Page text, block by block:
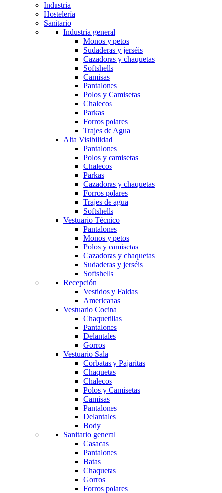
Industria
Hostelería
Sanitario
Industria general
Monos y petos
Sudaderas y jerséis
Cazadoras y chaquetas
Softshells
Camisas
Pantalones
Polos y Camisetas
Chalecos
Parkas
Forros polares
Trajes de Agua
Alta Visibilidad
Pantalones
Polos y camisetas
Chalecos
Parkas
Cazadoras y chaquetas
Forros polares
Trajes de agua
Softshells
Vestuario Técnico
Pantalones
Monos y petos
Polos y camisetas
Cazadoras y chaquetas
Sudaderas y jerséis
Softshells
Recepción
Vestidos y Faldas
Americanas
Vestuario Cocina
Chaquetillas
Pantalones
Delantales
Gorros
Vestuario Sala
Corbatas y Pajaritas
Chaquetas
Chalecos
Polos y Camisetas
Camisas
Pantalones
Delantales
Body
Sanitario general
Casacas
Pantalones
Batas
Chaquetas
Gorros
Forros polares